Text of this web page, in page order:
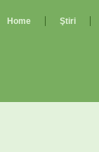
Home Ştiri